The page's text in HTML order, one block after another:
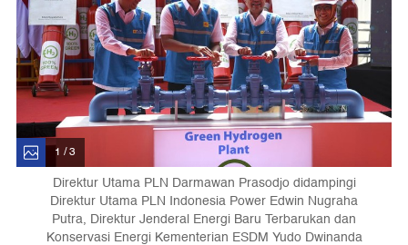
1 / 3
Direktur Utama PLN Darmawan Prasodjo didampingi
Direktur Utama PLN Indonesia Power Edwin Nugraha
Putra, Direktur Jenderal Energi Baru Terbarukan dan
Konservasi Energi Kementerian ESDM Yudo Dwinanda